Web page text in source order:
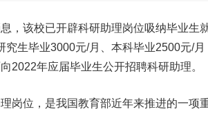
该校已开辟科研助理岗位吸纳毕业生
究生毕业3000元/月、本科毕业2500元/
2022年应届毕业生公开招聘科研助理。
位，是我国教育部近年来推进的一项重